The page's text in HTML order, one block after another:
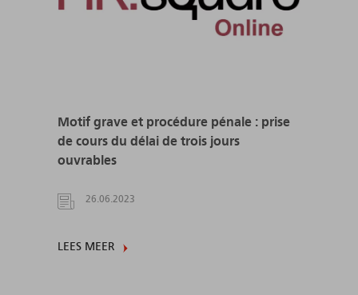
Motif grave et procédure pénale : prise
de cours du délai de trois jours
ouvrables
26.06.2023
LEES MEER